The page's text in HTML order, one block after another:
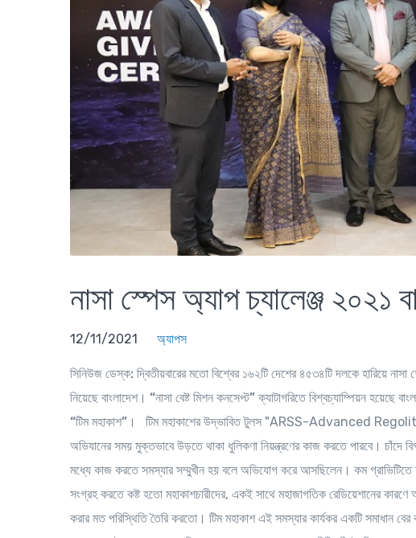
নাসা স্পেস অ্যাপ চ্যালেঞ্জ ২০২১
12/11/2021 অ্যাপস
সিনিউজ ডেস্ক: দ্বিতীয়বারের মতো বিশ্বের ১৬২টি দেশের ৪৫৩৪টি দলকে হারিয়ে
নিয়েছে বাংলাদেশ। “নাসা বেষ্ট মিশন কনসেপ্ট”ক্যাটাগরিতে বিশ্বচ্যাম্পিয়ন হয়েছে
“টিম মহাকাশ” । টিম মহাকাশের উদ্ভাবিত টুলস "ARSS-Advanced
অভিযানের সময় মুক্তভাবে উড়তে থাকা ধুলিকণা নিয়ন্ত্রণের কাজ করতে পারবে। চাঁদে
মধ্যে কাজ করতে সমস্যার সম্মুখীন হয় বলে অভিযোগ করে আসছিলেন। কম
সংগ্রহ করতে কষ্ট হতো মহাকাশচারীদের, একই সাথে মহাজাগতিক রেডিয়েশানের
করার মত পরিস্থিতি তৈরি করতো। টিম মহাকাশ এই সমস্যার কার্যকর একটি সমাধান